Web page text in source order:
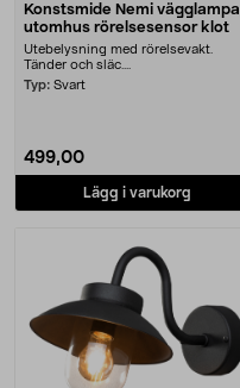
Konstsmide Nemi vägglampa
utomhus rörelsesensor klot
Utebelysning med rörelsevakt.
Tänder och släc....
Typ: Svart
499,00
Lägg i varukorg